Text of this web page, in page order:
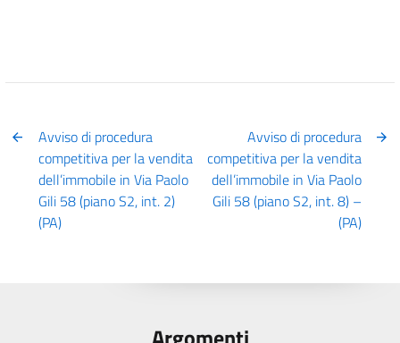
Avviso di procedura
competitiva per la vendita
dell’immobile in Via Paolo
Gili 58 (piano S2, int. 2)
(PA)
Avviso di procedura
competitiva per la vendita
dell’immobile in Via Paolo
Gili 58 (piano S2, int. 8) –
(PA)